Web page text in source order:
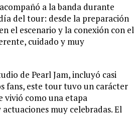
a la banda durante
del tour: desde la preparación
el escenario y la conexión con el
cuidado y muy
de Pearl Jam, incluyó casi
fans, este tour tuvo un carácter
vivió como una etapa
muy celebradas. El